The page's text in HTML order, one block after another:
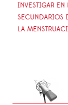
INVESTIGAR EN
SECUNDARIOS
LA